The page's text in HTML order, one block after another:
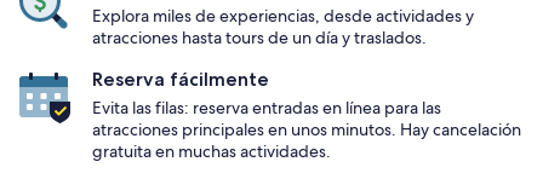
Explora miles de experiencias, desde actividades y
atracciones hasta tours de un día y traslados.
Reserva fácilmente
Evita las filas: reserva entradas en línea para las
atracciones principales en unos minutos. Hay cancelación
gratuita en muchas actividades.